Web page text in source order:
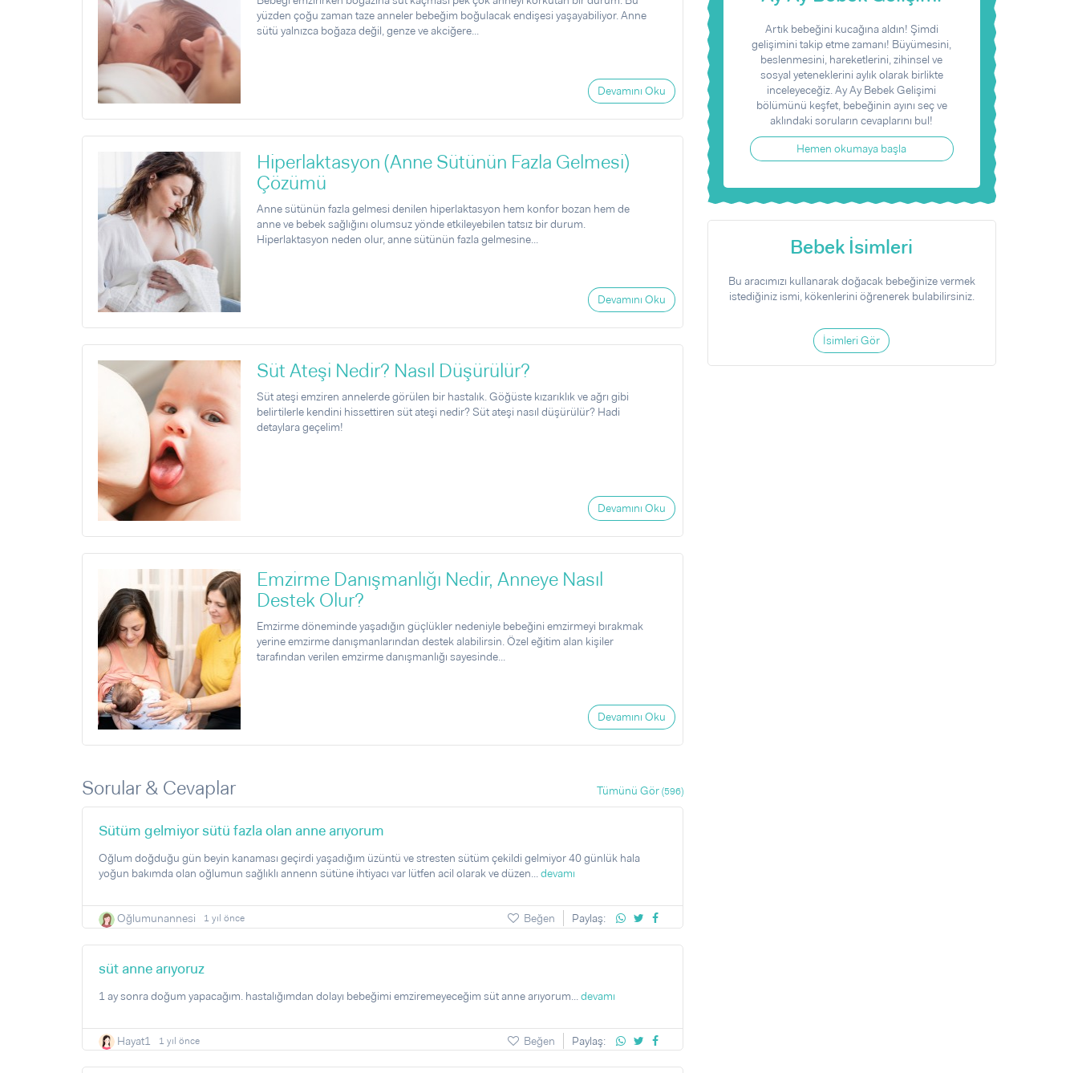
Makaleler
Makaleler
Eğlence
Videolar
yüzden çoğu zaman taze anneler bebeğim boğulacak endişesi yaşayabiliyor. Anne
sütü yalnızca boğaza değil, genze ve akciğere...
Devamını Oku
Hiperlaktasyon (Anne Sütünün Fazla Gelmesi)
Çözümü
Anne sütünün fazla gelmesi denilen hiperlaktasyon hem konfor bozan hem de
anne ve bebek sağlığını olumsuz yönde etkileyebilen tatsız bir durum.
Hiperlaktasyon neden olur, anne sütünün fazla gelmesine...
Devamını Oku
Süt Ateşi Nedir? Nasıl Düşürülür?
Süt ateşi emziren annelerde görülen bir hastalık. Göğüste kızarıklık ve ağrı gibi
belirtilerle kendini hissettiren süt ateşi nedir? Süt ateşi nasıl düşürülür? Hadi
detaylara geçelim!
Devamını Oku
Emzirme Danışmanlığı Nedir, Anneye Nasıl
Destek Olur?
Emzirme döneminde yaşadığın güçlükler nedeniyle bebeğini emzirmeyi bırakmak
yerine emzirme danışmanlarından destek alabilirsin. Özel eğitim alan kişiler
tarafından verilen emzirme danışmanlığı sayesinde...
Devamını Oku
Sorular & Cevaplar Tümünü Gör(596)
Sütüm gelmiyor sütü fazla olan anne arıyorum
Oğlum doğduğu gün beyin kanaması geçirdi yaşadığım üzüntü ve stresten sütüm çekildi gelmiyor 40 günlük hala
yoğun bakımda olan oğlumun sağlıklı annenn sütüne ihtiyacı var lütfen acil olarak ve düzen...devamı
Oğlumunannesi Paylaş:
Beğen
1 yıl önce
süt anne arıyoruz
1 ay sonra doğum yapacağım. hastalığımdan dolayı bebeğimi emziremeyeceğim süt anne arıyorum... devamı
Hayat1 Paylaş:
Beğen
1 yıl önce
Artık bebeğini kucağına aldın! Şimdi
gelişimini takip etme zamanı! Büyümesini,
beslenmesini, hareketlerini, zihinsel ve
sosyal yeteneklerini aylık olarak birlikte
inceleyeceğiz. Ay Ay Bebek Gelişimi
bölümünü keşfet, bebeğinin ayını seç ve
aklındaki soruların cevaplarını bul!
Hemen okumaya başla
Bebek İsimleri
Bu aracımızı kullanarak doğacak bebeğinize vermek
istediğiniz ismi, kökenlerini öğrenerek bulabilirsiniz.
İsimleri Gör